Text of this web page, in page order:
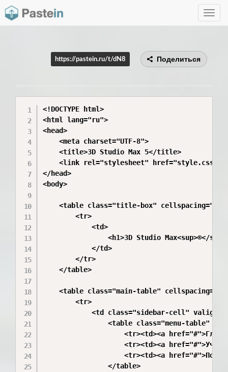
Toggle
https://pastein.ru/t/dN8 Поделиться
<!DOCTYPE html>
<html lang="ru">
<head>
    <meta charset="UTF-8">
    <title>3D Studio Max 5</title>
    <link rel="stylesheet" href="style.css">
</head>
<body>
<table class="title-box" cellspacing="0"
        <tr>
            <td>
<h1>3D Studio Max<sup>®</sup>
            </td>
        </tr>
    </table>
<table class="main-table"
        <tr>
<td class="sidebar-cell"
<table class="menu-table"
<tr><td><a
<tr><td><a
<tr><td><a
                </table>